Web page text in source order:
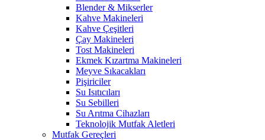
Blender & Mikserler
Kahve Makineleri
Kahve Çeşitleri
Çay Makineleri
Tost Makineleri
Ekmek Kızartma Makineleri
Meyve Sıkacakları
Pişiriciler
Su Isıtıcıları
Su Sebilleri
Su Arıtma Cihazları
Teknolojik Mutfak Aletleri
Mutfak Gereçleri